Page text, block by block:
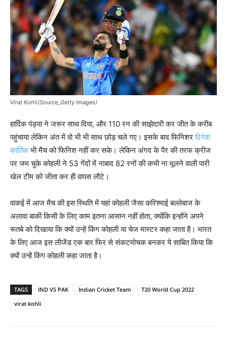
Virat Kohli(Source_Getty Images)
हार्दिक पंड्या ने जरूर साथ दिया, और 110 रन की साझेदारी कर जीत के करीब
पहुंचाया लेकिन अंत में वो भी भी साथ छोड़ चले गए। इसके बाद फिनिशरदिनेश
कार्तिकभी मैच को फिनिश नहीं कर सके। लेकिन अंगद के पैर की तरफ क्रीज
पर जम चुके कोहली ने 53 गेंदों में नाबाद 82 रनों की कभी ना भूलने वाली पारी
खेल टीम को जीता कर ही वापस लौटे।
वाकई में आज मैच की इस स्थिति में यहां कोहली जैसा करिश्माई बल्लेबाज के
अलावा बाकी किसी के लिए काम इतना आसान नहीं होता, क्योंकि इन्होंने अपने
रूतबे को दिखाया कि क्यों उन्हें किंग कोहली या चेज मास्टर कहा जाता है। भारत
के लिए आज इस लीजेंड एक बार फिर से संकटमोचक बनकर ये साबित किया कि
क्यों उन्हें किंग कोहली कहा जाता है।
TAGS IND VS PAK Indian Cricket Team
T20 World Cup 2022
virat kohli